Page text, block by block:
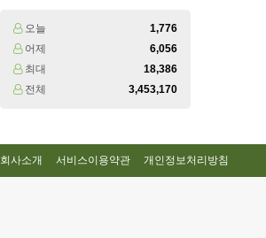
오늘
1,776
어제
6,056
최대
18,386
전체
3,453,170
회사소개 서비스이용약관 개인정보처리방침